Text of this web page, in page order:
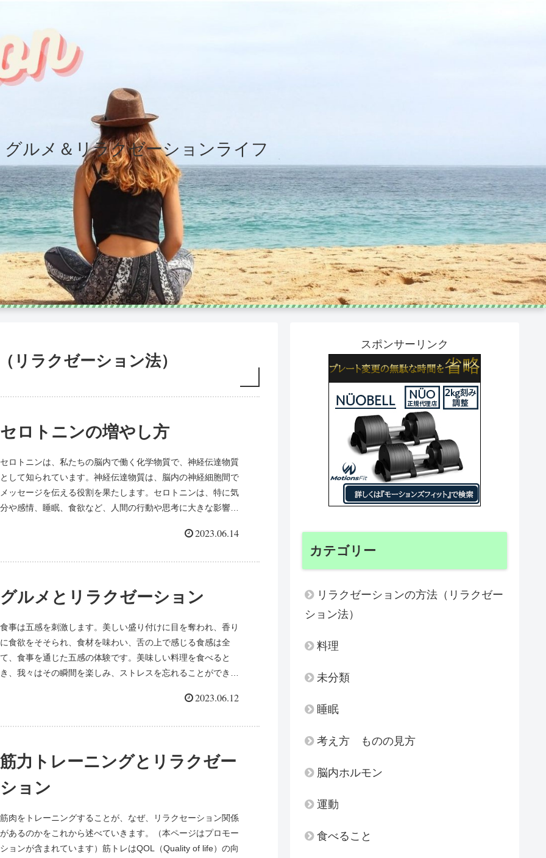
グルメ＆リラクゼーションライフ
リラクゼーション法）
セロトニンの増やし方
セロトニンは、私たちの脳内で働く化学物質で、神経伝達物質
として知られています。神経伝達物質は、脳内の神経細胞間で
メッセージを伝える役割を果たします。セロトニンは、特に気
分や感情、睡眠、食欲など、人間の行動や思考に大きな影響を
2023.06.14
グルメとリラクゼーション
食事は五感を刺激します。美しい盛り付けに目を奪われ、香り
に食欲をそそられ、食材を味わい、舌の上で感じる食感は全
て、食事を通じた五感の体験です。美味しい料理を食べると
き、我々はその瞬間を楽しみ、ストレスを忘れることができま
2023.06.12
筋力トレーニングとリラクゼー
ション
筋肉をトレーニングすることが、なぜ、リラクセーション関係
があるのかをこれから述べていきます。（本ページはプロモー
ションが含まれています）筋トレはQOL（Quality of life）の向
スポンサーリンク
カテゴリー
リラクゼーションの方法（リラクゼー
ション法）
料理
未分類
睡眠
考え方 ものの見方
脳内ホルモン
運動
食べること